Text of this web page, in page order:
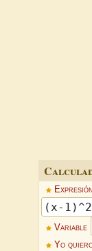
Variable
Yo